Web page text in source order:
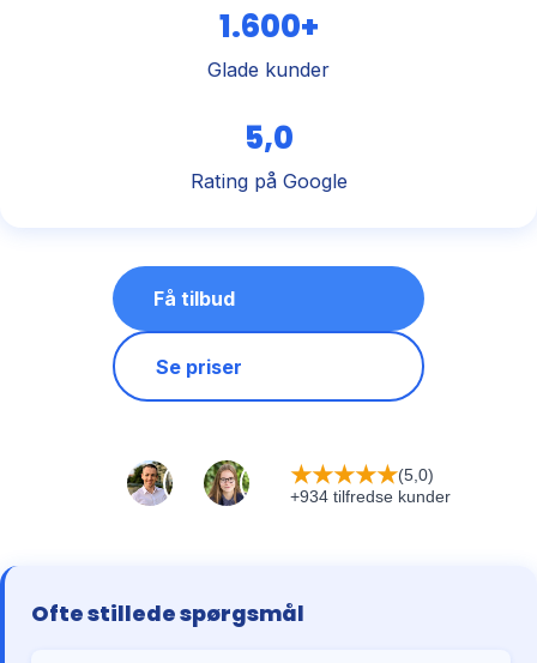
1.600+
Glade kunder
5,0
Rating på Google
Få tilbud
Se priser
★★★★★(5,0)
+934 tilfredse kunder
Ofte stillede spørgsmål